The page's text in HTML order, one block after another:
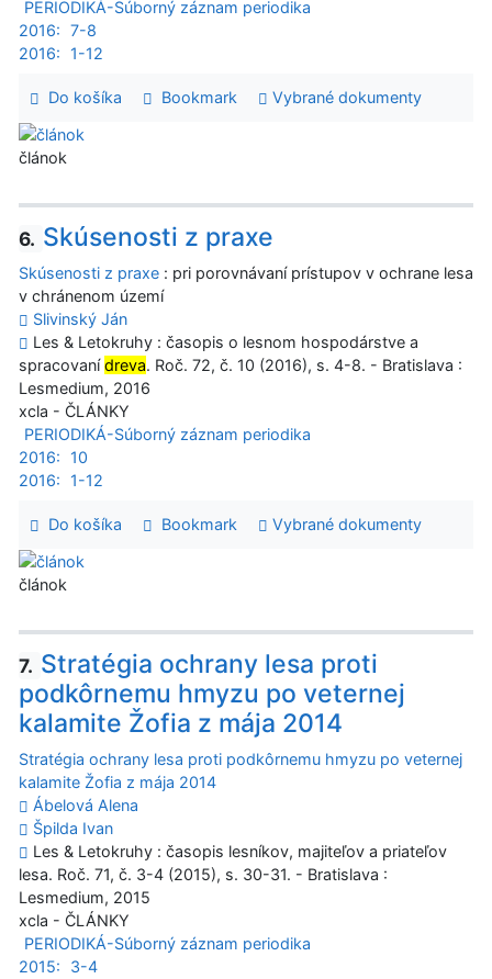
PERIODIKÁ-Súborný záznam periodika
2016: 7-8
2016:
1-12
Do košíka Bookmark Vybrané dokumenty
článok
6. Skúsenosti z praxe
Skúsenosti z praxe : pri porovnávaní prístupov v ochrane lesa
v chránenom území
Slivinský Ján
Les & Letokruhy : časopis o lesnom hospodárstve a
spracovanídreva. Roč. 72, č. 10 (2016), s. 4-8. - Bratislava :
Lesmedium, 2016
xcla - ČLÁNKY
PERIODIKÁ-Súborný záznam periodika
2016:
10
2016:
1-12
Do košíka Bookmark Vybrané dokumenty
článok
7. Stratégia ochrany lesa proti
podkôrnemu hmyzu po veternej
kalamite Žofia z mája 2014
Stratégia ochrany lesa proti podkôrnemu hmyzu po veternej
kalamite Žofia z mája 2014
Ábelová Alena
Špilda Ivan
Les & Letokruhy : časopis lesníkov, majiteľov a priateľov
lesa. Roč. 71, č. 3-4 (2015), s. 30-31. - Bratislava :
Lesmedium, 2015
xcla - ČLÁNKY
PERIODIKÁ-Súborný záznam periodika
2015:
3-4